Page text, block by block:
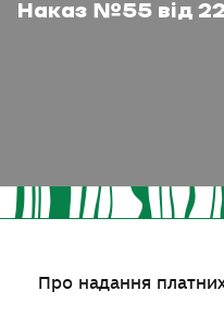
Наказ №55 від
Про надання